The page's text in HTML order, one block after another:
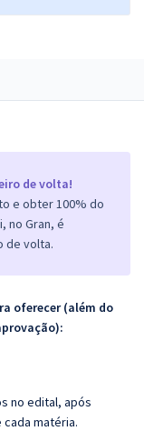
de volta!
e obter 100% do
no Gran, é
de volta.
oferecer (além do
no edital, após
matéria.